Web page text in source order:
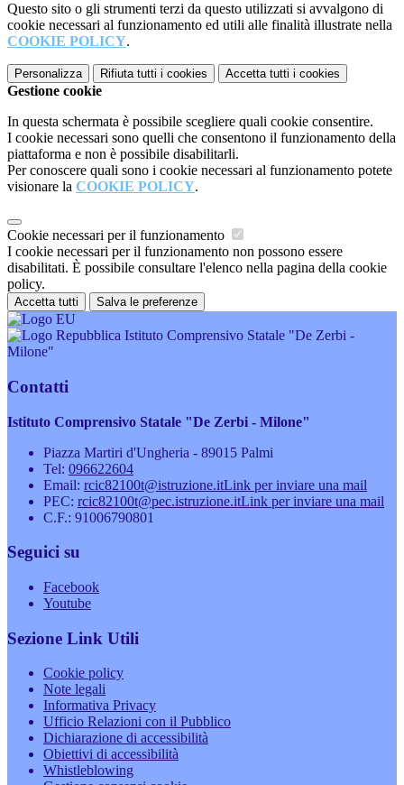
Questo sito o gli strumenti terzi da questo utilizzati si avvalgono di
cookie necessari al funzionamento ed utili alle finalità illustrate nella
COOKIE POLICY.
Personalizza Rifiuta tutti i cookies Accetta tutti i cookies
Gestione cookie
In questa schermata è possibile scegliere quali cookie consentire.
I cookie necessari sono quelli che consentono il funzionamento della
piattaforma e non è possibile disabilitarli.
Per conoscere quali sono i cookie necessari al funzionamento potete
visionare la COOKIE POLICY.
Cookie necessari per il funzionamento
I cookie necessari per il funzionamento non possono essere
disabilitati. È possibile consultare l'elenco nella pagina della cookie
policy.
Accetta tutti Salva le preferenze
Istituto Comprensivo Statale "De Zerbi -
Milone"
Contatti
Istituto Comprensivo Statale "De Zerbi - Milone"
Piazza Martiri d'Ungheria - 89015 Palmi
Tel: 096622604
Email: rcic82100t@istruzione.itLink per inviare una mail
PEC: rcic82100t@pec.istruzione.itLink per inviare una mail
C.F.: 91006790801
Seguici su
Facebook
Youtube
Sezione Link Utili
Cookie policy
Note legali
Informativa Privacy
Ufficio Relazioni con il Pubblico
Dichiarazione di accessibilità
Obiettivi di accessibilità
Whistleblowing